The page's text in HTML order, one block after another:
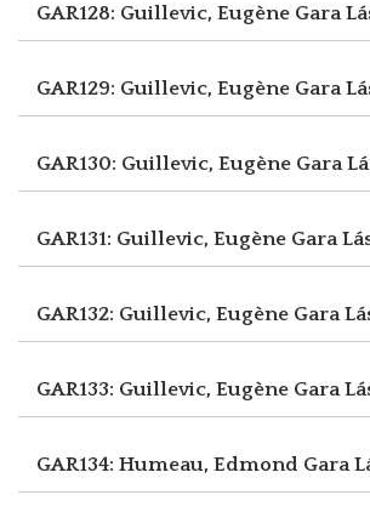
GAR128: Guillevic, Eugène Gara
GAR129: Guillevic, Eugène Gara
GAR130: Guillevic, Eugène Gara
GAR131: Guillevic, Eugène Gara
GAR132: Guillevic, Eugène Gara
GAR133: Guillevic, Eugène Gara
GAR134: Humeau, Edmond Gara